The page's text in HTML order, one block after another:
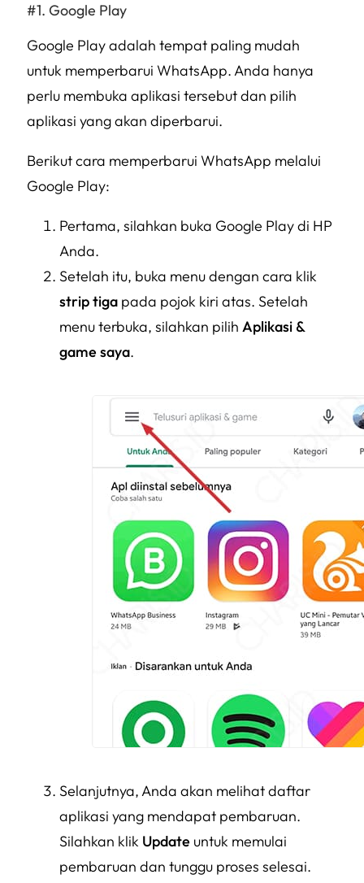
Google Play
Google Play adalah tempat paling mudah
untuk memperbarui WhatsApp. Anda hanya
perlu membuka aplikasi tersebut dan pilih
aplikasi yang akan diperbarui.
Berikut cara memperbarui WhatsApp melalui
Google Play:
Pertama, silahkan buka Google Play di HP
Anda.
Setelah itu, buka menu dengan cara klik
strip tiga pada pojok kiri atas. Setelah
menu terbuka, silahkan pilih Aplikasi &
game saya.
Selanjutnya, Anda akan melihat daftar
aplikasi yang mendapat pembaruan.
Silahkan klik Update untuk memulai
pembaruan dan tunggu proses selesai.